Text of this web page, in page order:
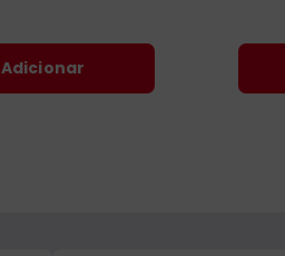
Adicionar